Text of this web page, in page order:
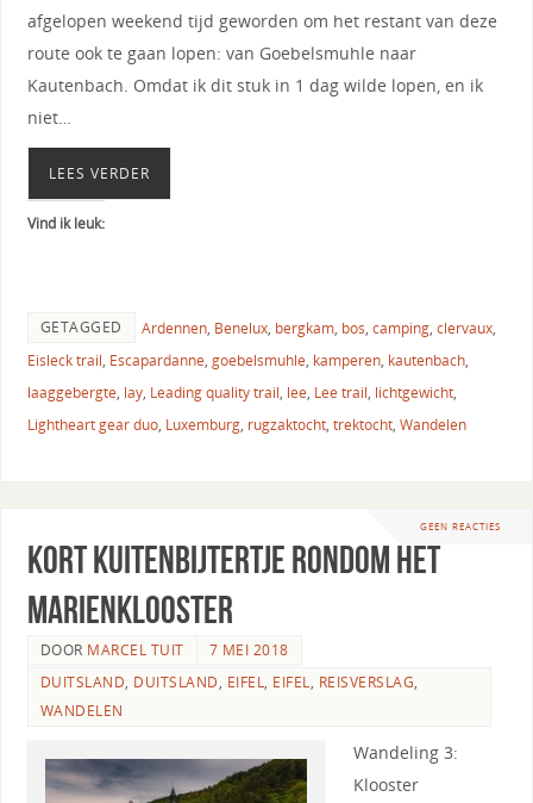
afgelopen weekend tijd geworden om het restant van deze
route ook te gaan lopen: van Goebelsmuhle naar
Kautenbach. Omdat ik dit stuk in 1 dag wilde lopen, en ik
niet…
LEES VERDER
Vind ik leuk:
GETAGGED Ardennen, Benelux, bergkam, bos, camping, clervaux,
Eisleck trail, Escapardanne, goebelsmuhle, kamperen, kautenbach,
laaggebergte, lay, Leading quality trail, lee, Lee trail, lichtgewicht,
Lightheart gear duo, Luxemburg, rugzaktocht, trektocht, Wandelen
GEEN REACTIES
Kort kuitenbijtertje rondom het
Marienklooster
DOOR MARCEL TUIT
7 MEI 2018
DUITSLAND, DUITSLAND, EIFEL, EIFEL, REISVERSLAG,
WANDELEN
Wandeling 3:
Klooster